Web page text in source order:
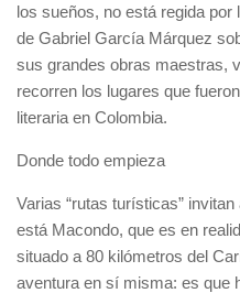
los sueños, no está regida por
de Gabriel García Márquez
sus grandes obras maestras,
recorren los lugares que
literaria en Colombia.
Donde todo empieza
Varias “rutas turísticas”
está Macondo, que es en
situado a 80 kilómetros del
aventura en sí misma: es que